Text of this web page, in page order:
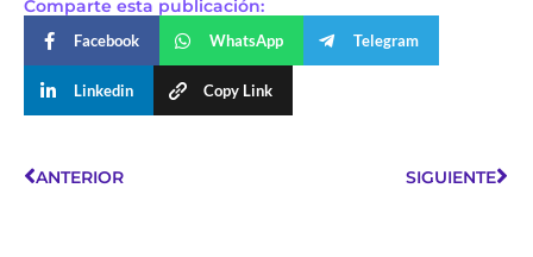
Comparte esta publicación:
Facebook WhatsApp Telegram
Linkedin Copy Link
ANTERIOR SIGUIENTE